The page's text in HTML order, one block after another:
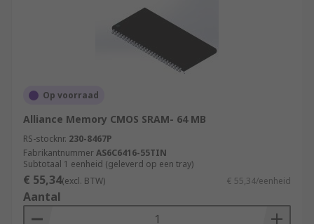
Op voorraad
Alliance Memory CMOS SRAM- 64 MB
RS-stocknr. 230-8467P
FabrikantnummerAS6C6416-55TIN
Subtotaal 1 eenheid (geleverd op een tray)
€ 55,34(excl. BTW) € 55,34/eenheid
Aantal